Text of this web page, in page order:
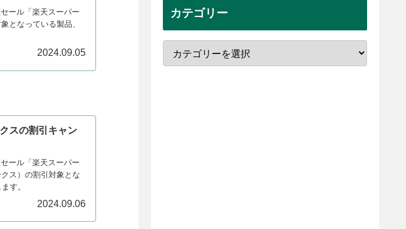
ール「楽天スーパー
となっている製品、
2024.09.05
スの割引キャン
ール「楽天スーパー
ス）の割引対象とな
す。
2024.09.06
カテゴリー